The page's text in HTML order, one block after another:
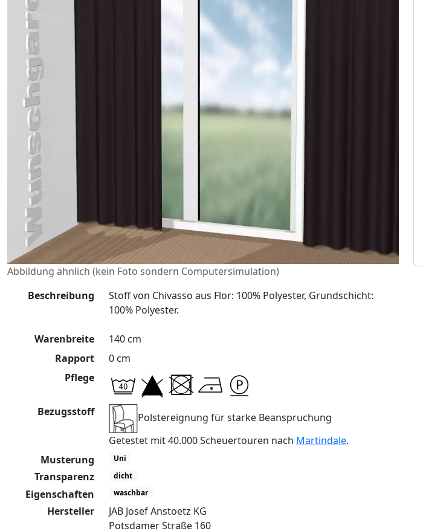
Abbildung ähnlich (kein Foto sondern Computersimulation)
Beschreibung
Stoff von Chivasso aus Flor: 100% Polyester, Grundschicht:
100% Polyester.
Warenbreite
140 cm
Rapport
0 cm
Pflege
Bezugsstoff
Polstereignung für starke Beanspruchung
Getestet mit 40.000 Scheuertouren nach Martindale.
Musterung
Uni
Transparenz dicht
Eigenschaften waschbar
Hersteller
JAB Josef Anstoetz KG
Potsdamer Straße 160